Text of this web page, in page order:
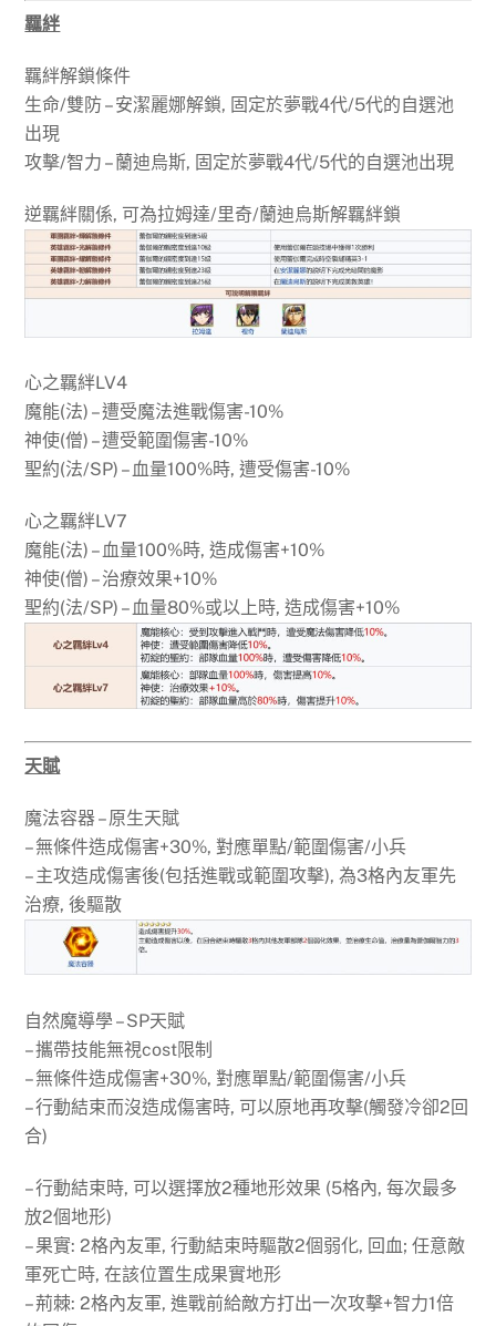
羈絆
羈絆解鎖條件
生命/雙防 – 安潔麗娜解鎖, 固定於夢戰4代/5代的自選池
出現
攻擊/智力 – 蘭迪烏斯, 固定於夢戰4代/5代的自選池出現
逆羈絆關係, 可為拉姆達/里奇/蘭迪烏斯解羈絆鎖
心之羈絆LV4
魔能(法) – 遭受魔法進戰傷害-10%
神使(僧) – 遭受範圍傷害-10%
聖約(法/SP) – 血量100%時, 遭受傷害-10%
心之羈絆LV7
魔能(法) – 血量100%時, 造成傷害+10%
神使(僧) – 治療效果+10%
聖約(法/SP) – 血量80%或以上時, 造成傷害+10%
天賦
魔法容器 – 原生天賦
– 無條件造成傷害+30%, 對應單點/範圍傷害/小兵
– 主攻造成傷害後(包括進戰或範圍攻擊), 為3格內友軍先
治療, 後驅散
自然魔導學 – SP天賦
– 攜帶技能無視cost限制
– 無條件造成傷害+30%, 對應單點/範圍傷害/小兵
– 行動結束而沒造成傷害時, 可以原地再攻擊(觸發冷卻2回
合)
– 行動結束時, 可以選擇放2種地形效果 (5格內, 每次最多
放2個地形)
– 果實: 2格內友軍, 行動結束時驅散2個弱化, 回血; 任意敵
軍死亡時, 在該位置生成果實地形
– 荊棘: 2格內友軍, 進戰前給敵方打出一次攻擊+智力1倍